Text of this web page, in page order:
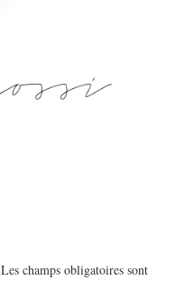
Les champs obligatoires sont